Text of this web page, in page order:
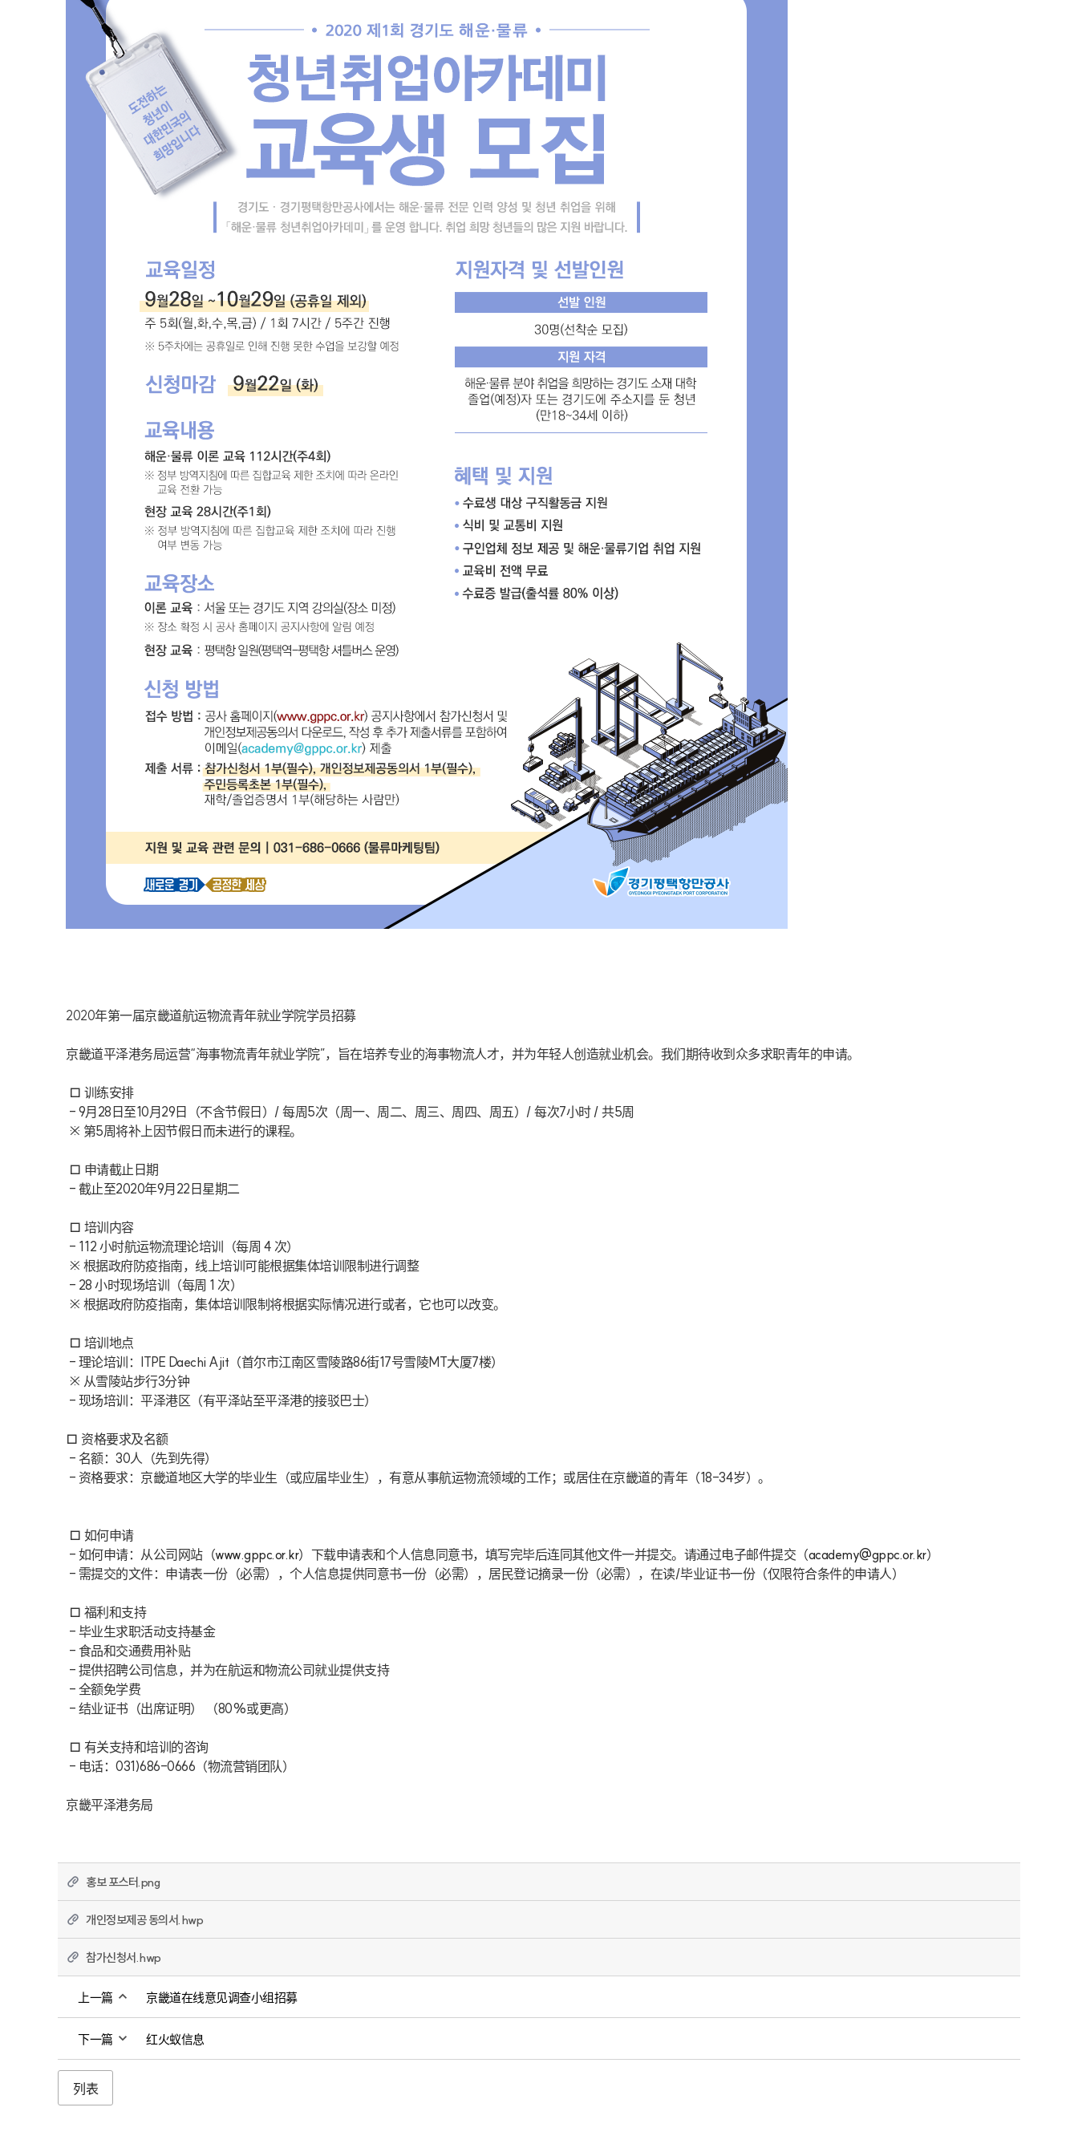
2020年第一届京畿道航运物流青年就业学院学员招募
京畿道平泽港务局运营“海事物流青年就业学院”，旨在培养专业的海事物流人才，并为年轻人创造就业机会。我们期待收到众多求职青年的申请。
□ 训练安排
- 9月28日至10月29日（不含节假日）/ 每周5次（周一、周二、周三、周四、周五）/ 每次7小时 / 共5周
※ 第5周将补上因节假日而未进行的课程。
□ 申请截止日期
- 截止至2020年9月22日星期二
□ 培训内容
- 112 小时航运物流理论培训（每周 4 次）
※ 根据政府防疫指南，线上培训可能根据集体培训限制进行调整
- 28 小时现场培训（每周 1 次）
※ 根据政府防疫指南，集体培训限制将根据实际情况进行或者，它也可以改变。
□ 培训地点
- 理论培训：ITPE Daechi Ajit（首尔市江南区雪陵路86街17号雪陵MT大厦7楼）
※ 从雪陵站步行3分钟
- 现场培训：平泽港区（有平泽站至平泽港的接驳巴士）
□ 资格要求及名额
- 名额：30人（先到先得）
- 资格要求：京畿道地区大学的毕业生（或应届毕业生），有意从事航运物流领域的工作；或居住在京畿道的青年（18-34岁）。
□ 如何申请
- 如何申请：从公司网站（www.gppc.or.kr）下载申请表和个人信息同意书，填写完毕后连同其他文件一并提交。请通过电子邮件提交（academy@gppc.or.kr）
- 需提交的文件：申请表一份（必需），个人信息提供同意书一份（必需），居民登记摘录一份（必需），在读/毕业证书一份（仅限符合条件的申请人）
□ 福利和支持
- 毕业生求职活动支持基金
- 食品和交通费用补贴
- 提供招聘公司信息，并为在航运和物流公司就业提供支持
- 全额免学费
- 结业证书（出席证明） （80%或更高）
□ 有关支持和培训的咨询
- 电话：031)686-0666（物流营销团队）
京畿平泽港务局
홍보 포스터.png
개인정보제공 동의서.hwp
참가신청서.hwp
上一篇 京畿道在线意见调查小组招募
下一篇 红火蚁信息
列表